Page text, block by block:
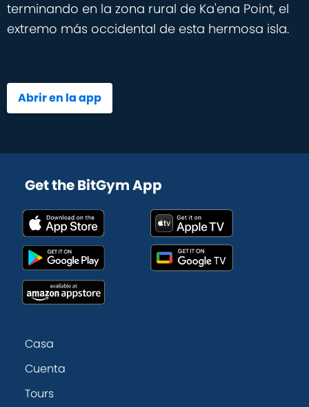
terminando en la zona rural de Ka'ena Point, el
extremo más occidental de esta hermosa isla.
Abrir en la app
Get the BitGym App
Casa
Cuenta
Tours